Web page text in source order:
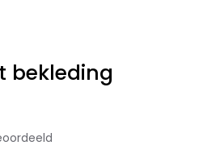
bekleding